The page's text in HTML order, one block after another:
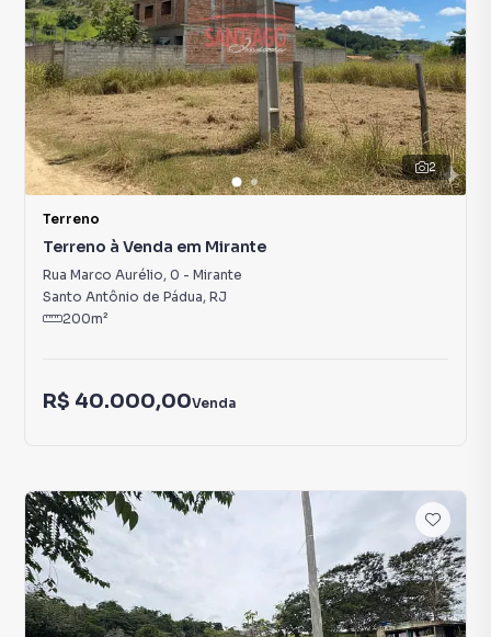
2
Terreno
Terreno à Venda em Mirante
Rua Marco Aurélio, 0 - Mirante
Santo Antônio de Pádua, RJ
200m²
R$ 40.000,00Venda